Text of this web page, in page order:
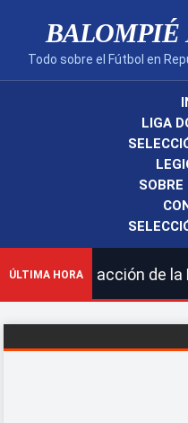
BALOMPIÉ
Todo sobre el Fútbol en
LIGA
SOBRE
ÚLTIMA HORA
nuestras